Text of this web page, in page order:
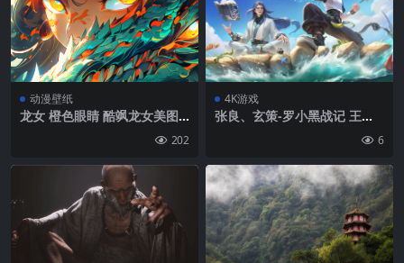
动漫壁纸
龙女 橙色眼睛 酷飒龙女美图
202
4K游戏
张良、玄策-罗小黑战记 王者
6